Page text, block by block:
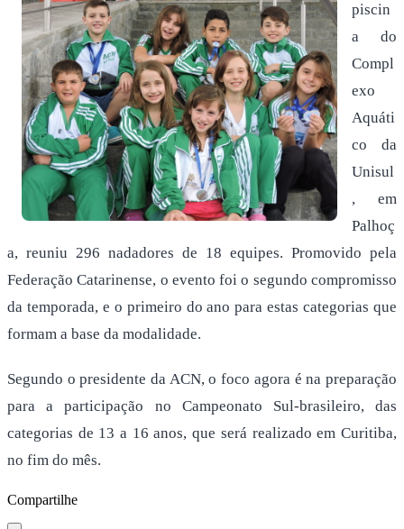
piscin
a do
Compl
exo
Aquáti
co da
Unisul
, em
Palhoç
a, reuniu 296 nadadores de 18 equipes. Promovido pela
Federação Catarinense, o evento foi o segundo compromisso
da temporada, e o primeiro do ano para estas categorias que
formam a base da modalidade.
Segundo o presidente da ACN, o foco agora é na preparação
para a participação no Campeonato Sul-brasileiro, das
categorias de 13 a 16 anos, que será realizado em Curitiba,
no fim do mês.
Compartilhe